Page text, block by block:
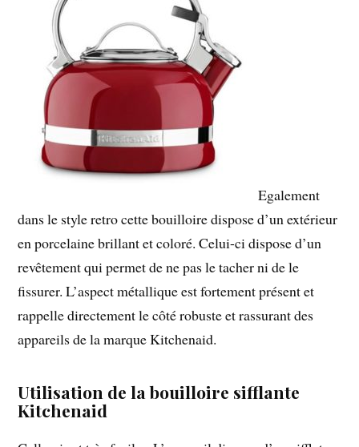
Egalement
dans le style retro cette bouilloire dispose d’un extérieur
en porcelaine brillant et coloré. Celui-ci dispose d’un
revêtement qui permet de ne pas le tacher ni de le
fissurer. L’aspect métallique est fortement présent et
rappelle directement le côté robuste et rassurant des
appareils de la marque Kitchenaid.
Utilisation de la bouilloire sifflante
Kitchenaid